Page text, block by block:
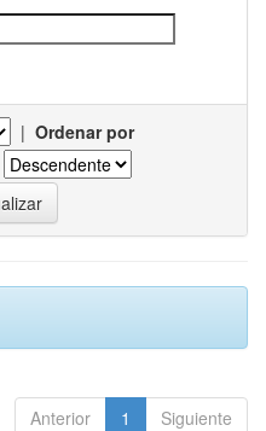
| Ordenar por
Anterior 1 Siguiente